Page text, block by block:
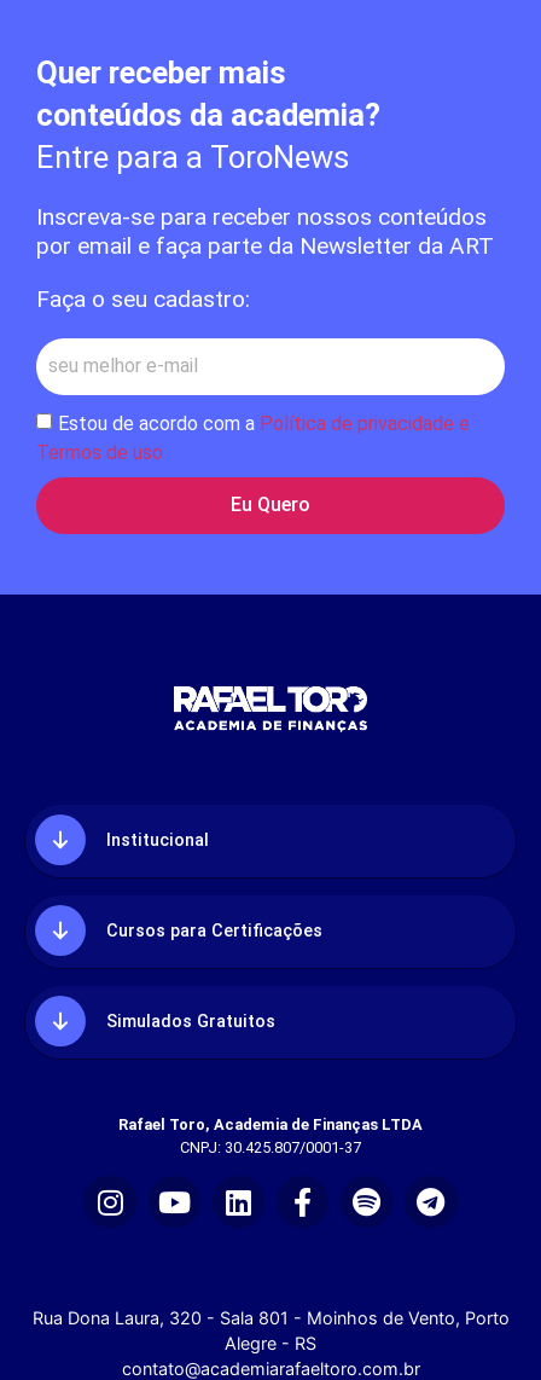
Quer receber mais
conteúdos da academia?
Entre para a ToroNews
Inscreva-se para receber nossos conteúdos
por email e faça parte da Newsletter da ART
Faça o seu cadastro:
Estou de acordo com a Política de privacidade e
Termos de uso
Eu Quero
Institucional
Cursos para Certificações
Simulados Gratuitos
Rafael Toro, Academia de Finanças LTDA
CNPJ: 30.425.807/0001-37
Rua Dona Laura, 320 - Sala 801 - Moinhos de Vento, Porto
Alegre - RS
contato@academiarafaeltoro.com.br